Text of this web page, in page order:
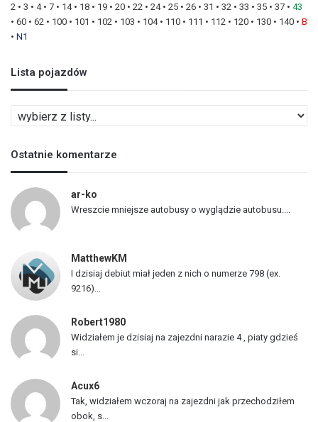
2 • 3 • 4• 7 • 14• 18 • 19 • 20 • 22 • 24• 25 • 26 • 31 • 32 • 33 • 35 • 37 • 43
• 60 • 62 • 100 • 101 • 102 • 103 • 104• 110 • 111 • 112 • 120 • 130 • 140 • B
• N1
Lista pojazdów
i
t
a
o
j
w
Ostatnie komentarze
ar-ko
Wreszcie mniejsze autobusy o wyglądzie autobusu....
MatthewKM
I dzisiaj debiut miał jeden z nich o numerze 798 (ex.
9216)...
Robert1980
Widziałem je dzisiaj na zajezdni narazie 4 , piaty gdzieś
si...
Acux6
Tak, widziałem wczoraj na zajezdni jak przechodziłem
obok, s...